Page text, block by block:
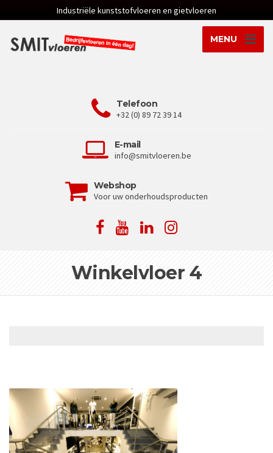
Industriële kunststofvloeren en gietvloeren
MENU
Telefoon
+32 (0) 89 72 39 14
E-mail
info@smitvloeren.be
Webshop
Voor uw onderhoudsproducten
Winkelvloer 4